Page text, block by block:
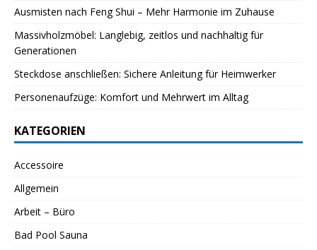
Ausmisten nach Feng Shui – Mehr Harmonie im Zuhause
Massivholzmöbel: Langlebig, zeitlos und nachhaltig für
Generationen
Steckdose anschließen: Sichere Anleitung für Heimwerker
Personenaufzüge: Komfort und Mehrwert im Alltag
KATEGORIEN
Accessoire
Allgemein
Arbeit – Büro
Bad Pool Sauna